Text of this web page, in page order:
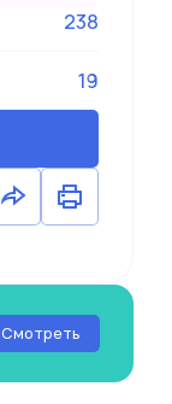
238
19
Смотреть